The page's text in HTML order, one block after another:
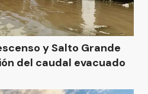
y Salto Grande
del caudal evacuado